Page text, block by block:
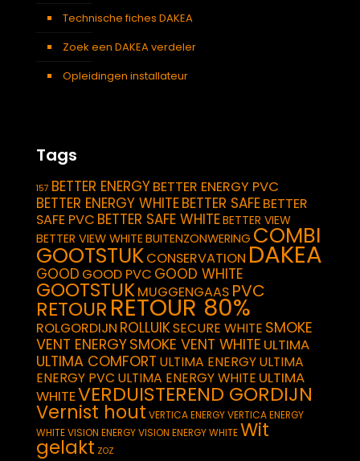
Technische fiches DAKEA
Zoek een DAKEA verdeler
Opleidingen installateur
Tags
157 BETTER ENERGYBETTER ENERGY PVC
BETTER ENERGY WHITEBETTER SAFEBETTER
SAFE PVC BETTER SAFE WHITEBETTER VIEW
BETTER VIEW WHITEBUITENZONWERING COMBI
GOOTSTUKCONSERVATION DAKEA
GOOD GOOD PVC GOOD WHITE
GOOTSTUKMUGGENGAAS PVC
RETOUR RETOUR 80%
ROLGORDIJN ROLLUIKSECURE WHITE SMOKE
VENT ENERGYSMOKE VENT WHITE ULTIMA
ULTIMA COMFORT ULTIMA ENERGYULTIMA
ENERGY PVC ULTIMA ENERGY WHITE ULTIMA
WHITEVERDUISTEREND GORDIJN
Vernist hout VERTICA ENERGYVERTICA ENERGY
WHITEVISION ENERGYVISION ENERGY WHITEWit
gelakt ZOZ